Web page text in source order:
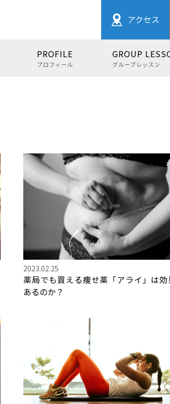
アクセス
PROFILE
プロフィール
GROUP
グループレッスン
2023.02.25
薬局でも買える痩せ薬「アライ」は効
あるのか？